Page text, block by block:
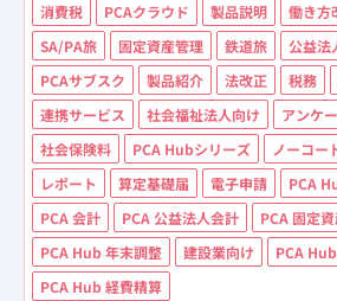
消費税
PCAクラウド 製品説明 働き方
SA/PA旅
固定資産管理 鉄道旅 公益法
PCAサブスク
製品紹介 法改正 税務
連携サービス
社会福祉法人向け アンケ
社会保険料
PCA Hubシリーズ
ノーコー
レポート
算定基礎届 電子申請 PCA
PCA 会計
PCA 公益法人会計
PCA 固定
PCA Hub 年末調整
建設業向け
PCA
PCA Hub 経費精算